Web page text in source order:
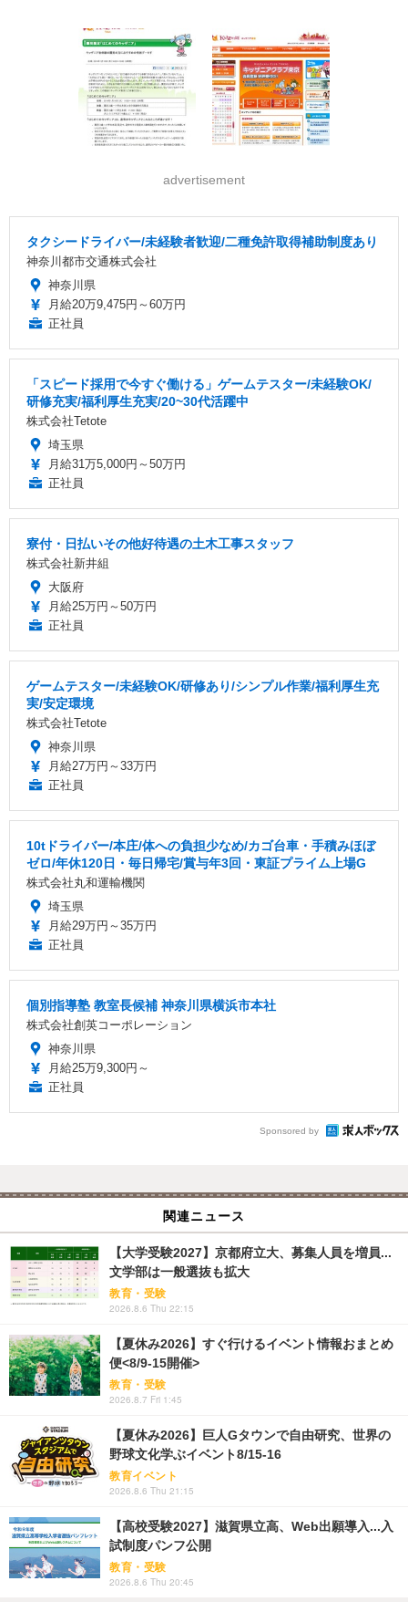
advertisement
タクシードライバー/未経験者歓迎/二種免許取得補助制度あり
神奈川都市交通株式会社
神奈川県
月給20万9,475円～60万円
正社員
「スピード採用で今すぐ働ける」ゲームテスター/未経験OK/
研修充実/福利厚生充実/20~30代活躍中
株式会社Tetote
埼玉県
月給31万5,000円～50万円
正社員
寮付・日払いその他好待遇の土木工事スタッフ
株式会社新井組
大阪府
月給25万円～50万円
正社員
ゲームテスター/未経験OK/研修あり/シンプル作業/福利厚生充
実/安定環境
株式会社Tetote
神奈川県
月給27万円～33万円
正社員
10tドライバー/本庄/体への負担少なめ/カゴ台車・手積みほぼ
ゼロ/年休120日・毎日帰宅/賞与年3回・東証プライム上場G
株式会社丸和運輸機関
埼玉県
月給29万円～35万円
正社員
個別指導塾 教室長候補 神奈川県横浜市本社
株式会社創英コーポレーション
神奈川県
月給25万9,300円～
正社員
Sponsored by
関連ニュース
【大学受験2027】京都府立大、募集人員を増員...
文学部は一般選抜も拡大
教育・受験
2026.8.6 Thu 22:15
【夏休み2026】すぐ行けるイベント情報おまとめ
便<8/9-15開催>
教育・受験
2026.8.7 Fri 1:45
【夏休み2026】巨人Gタウンで自由研究、世界の
野球文化学ぶイベント8/15-16
教育イベント
2026.8.6 Thu 21:15
【高校受験2027】滋賀県立高、Web出願導入...入
試制度パンフ公開
教育・受験
2026.8.6 Thu 20:45